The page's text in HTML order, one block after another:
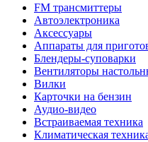
FM трансмиттеры
Автоэлектроника
Аксессуары
Аппараты для
Блендеры-суповарки
Вентиляторы
Вилки
Карточки на бензин
Аудио-видео
Встраиваемая техника
Климатическая